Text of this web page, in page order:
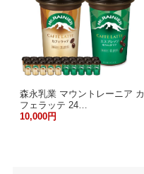
森永乳業 マウントレーニア カ
フェラッテ 24…
10,000円